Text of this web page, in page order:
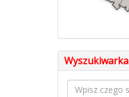
Wyszukiwarka